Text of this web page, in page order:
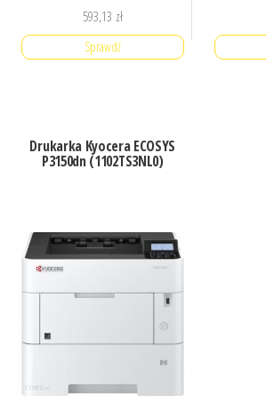
593,13 zł
Sprawdź
Drukarka Kyocera ECOSYS
P3150dn (1102TS3NL0)